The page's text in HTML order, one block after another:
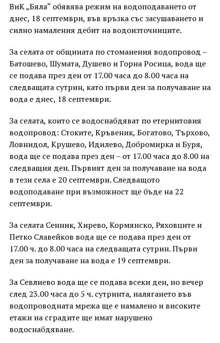
ВиК „Бяла“ обявява режим на водоподаването от
днес, 18 септември, във връзка със засушаването и
силно намаления дебит на водоизточниците.
За селата от общината по стоманения водопровод –
Батошево, Шумата, Душево и Горна Росица, вода ще
се подава през ден от 17.00 часа до 8.00 часа на
следващата сутрин, като първи ден за получаване на
вода е днес, 18 септември.
За селата, които се водоснабдяват по етернитовия
водопровод: Стоките, Кръвеник, Богатово, Търхово,
Ловнидол, Крушево, Идилево, Добромирка и Буря,
вода ще се подава през ден – от 17.00 часа до 8.00 на
следващия ден. Първият ден за получаване на вода
в тези села е 20 септември. Следващото
водоподаване при възможност ще бъде на 22
септември.
За селата Сенник, Хирево, Кормянско, Ряховците и
Петко Славейков вода ще се подава през ден от
17.00 ч. до 8.00 часа на следващата сутрин. Първи
ден за получаване на вода е 19 септември.
За Севлиево вода ще се подава всеки ден, но вечер
след 23.00 часа до 5 ч. сутринта, налягането във
водопроводната мрежа ще е намалено и високите
етажи на сградите ще имат нарушено
водоснабдяване.